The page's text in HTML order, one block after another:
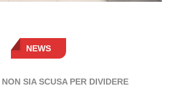
NEWS
SIA SCUSA PER DIVIDERE